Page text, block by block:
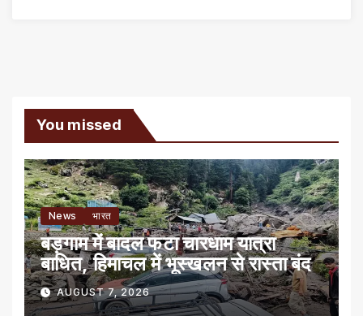
You missed
News भारत
बड़गाम में बादल फटा चारधाम यात्रा
बाधित, हिमाचल में भूस्खलन से रास्ता बंद
AUGUST 7, 2026